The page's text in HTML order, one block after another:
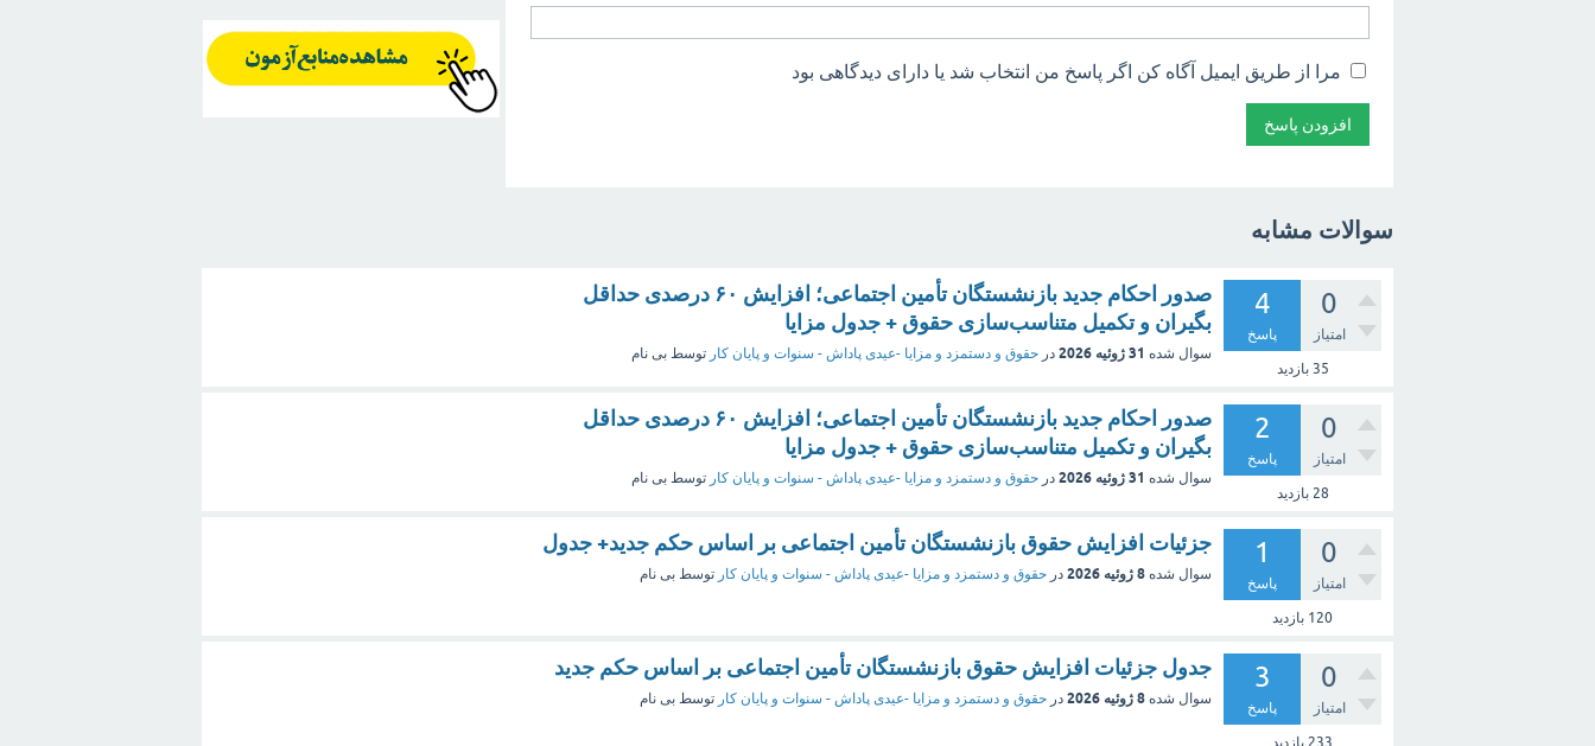
مرا از طریق ایمیل آگاه کن اگر پاسخ من انتخاب شد یا دارای دیدگاهی بود
سوالات مشابه
0
امتیاز
4
پاسخ
35 بازدید
صدور احکام جدید بازنشستگان تأمین اجتماعی؛ افزایش ۶۰ درصدی حداقل
بگیران و تکمیل متناسب‌سازی حقوق + جدول مزایا
سوال شده 31 ژوئیه 2026 در حقوق و دستمزد و مزایا -عیدی پاداش - سنوات و پایان کار توسط بی نام
0
امتیاز
2
پاسخ
28 بازدید
صدور احکام جدید بازنشستگان تأمین اجتماعی؛ افزایش ۶۰ درصدی حداقل
بگیران و تکمیل متناسب‌سازی حقوق + جدول مزایا
سوال شده 31 ژوئیه 2026 در حقوق و دستمزد و مزایا -عیدی پاداش - سنوات و پایان کار توسط بی نام
0
امتیاز
1
پاسخ
120 بازدید
جزئیات افزایش حقوق بازنشستگان تأمین اجتماعی بر اساس حکم جدید+ جدول
سوال شده 8 ژوئیه 2026 در حقوق و دستمزد و مزایا -عیدی پاداش - سنوات و پایان کار توسط بی نام
0
امتیاز
3
پاسخ
233 بازدید
جدول جزئیات افزایش حقوق بازنشستگان تأمین اجتماعی بر اساس حکم جدید
سوال شده 8 ژوئیه 2026 در حقوق و دستمزد و مزایا -عیدی پاداش - سنوات و پایان کار توسط بی نام